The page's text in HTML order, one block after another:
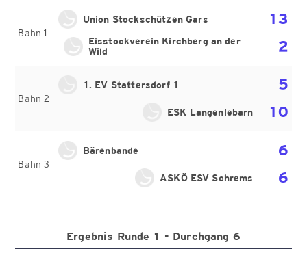
Bahn 1
Union Stockschützen Gars
13
2
Eisstockverein Kirchberg an der
Wild
Bahn 2
1. EV Stattersdorf 1
5
10
ESK Langenlebarn
Bahn 3
Bärenbande
6
6
ASKÖ ESV Schrems
Ergebnis Runde 1 - Durchgang 6